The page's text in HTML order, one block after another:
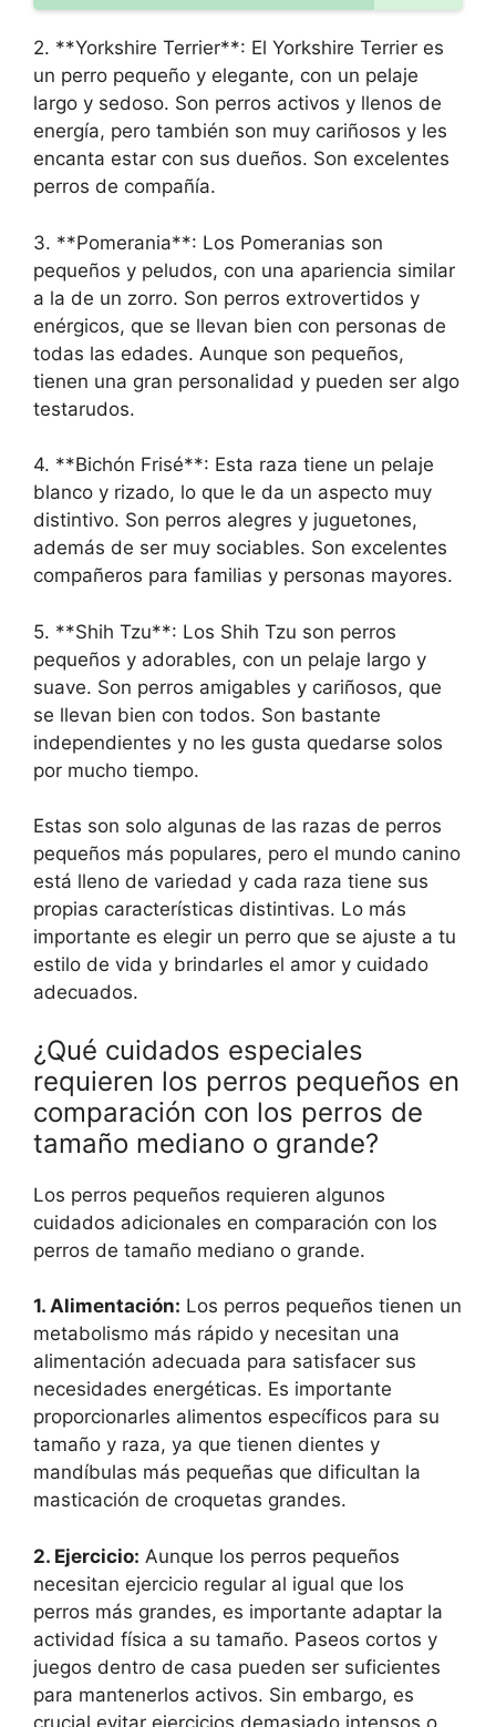
2. **Yorkshire Terrier**: El Yorkshire Terrier es
un perro pequeño y elegante, con un pelaje
largo y sedoso. Son perros activos y llenos de
energía, pero también son muy cariñosos y les
encanta estar con sus dueños. Son excelentes
perros de compañía.
3. **Pomerania**: Los Pomeranias son
pequeños y peludos, con una apariencia similar
a la de un zorro. Son perros extrovertidos y
enérgicos, que se llevan bien con personas de
todas las edades. Aunque son pequeños,
tienen una gran personalidad y pueden ser algo
testarudos.
4. **Bichón Frisé**: Esta raza tiene un pelaje
blanco y rizado, lo que le da un aspecto muy
distintivo. Son perros alegres y juguetones,
además de ser muy sociables. Son excelentes
compañeros para familias y personas mayores.
5. **Shih Tzu**: Los Shih Tzu son perros
pequeños y adorables, con un pelaje largo y
suave. Son perros amigables y cariñosos, que
se llevan bien con todos. Son bastante
independientes y no les gusta quedarse solos
por mucho tiempo.
Estas son solo algunas de las razas de perros
pequeños más populares, pero el mundo canino
está lleno de variedad y cada raza tiene sus
propias características distintivas. Lo más
importante es elegir un perro que se ajuste a tu
estilo de vida y brindarles el amor y cuidado
adecuados.
¿Qué cuidados especiales
requieren los perros pequeños en
comparación con los perros de
tamaño mediano o grande?
Los perros pequeños requieren algunos
cuidados adicionales en comparación con los
perros de tamaño mediano o grande.
1. Alimentación: Los perros pequeños tienen un
metabolismo más rápido y necesitan una
alimentación adecuada para satisfacer sus
necesidades energéticas. Es importante
proporcionarles alimentos específicos para su
tamaño y raza, ya que tienen dientes y
mandíbulas más pequeñas que dificultan la
masticación de croquetas grandes.
2. Ejercicio: Aunque los perros pequeños
necesitan ejercicio regular al igual que los
perros más grandes, es importante adaptar la
actividad física a su tamaño. Paseos cortos y
juegos dentro de casa pueden ser suficientes
para mantenerlos activos. Sin embargo, es
crucial evitar ejercicios demasiado intensos o